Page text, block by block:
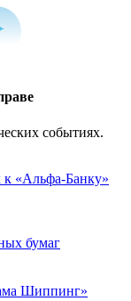
событиях.
к «Альфа-Банку»
бумаг
Шиппинг»